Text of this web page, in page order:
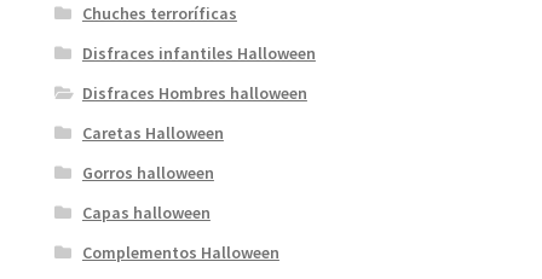
Chuches terroríficas
Disfraces infantiles Halloween
Disfraces Hombres halloween
Caretas Halloween
Gorros halloween
Capas halloween
Complementos Halloween